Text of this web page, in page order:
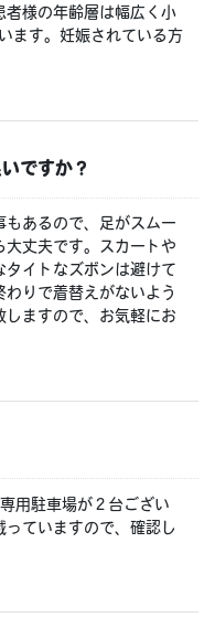
者様の年齢層は幅広く小
ます。妊娠されている方
ですか？
あるので、足がスムー
大丈夫です。スカートや
タイトなズボンは避けて
りで着替えがないよう
しますので、お気軽にお
用駐車場が２台ござい
っていますので、確認し